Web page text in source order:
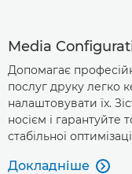
Media
Допомагає
послуг друку легко
налаштовувати їх.
носієм і гарантуйте
стабільної
Докладніше 